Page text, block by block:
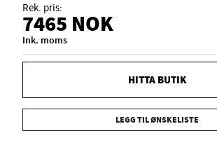
Rek. pris:
7465 NOK
Ink. moms
HITTA BUTIK
LEGG TIL ØNSKELISTE